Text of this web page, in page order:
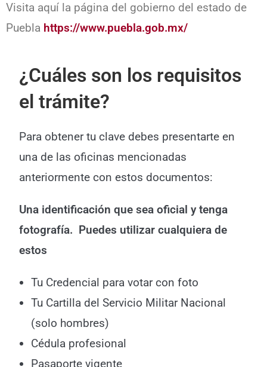
Visita aquí la página del gobierno del estado de
Puebla https://www.puebla.gob.mx/
¿Cuáles son los requisitos
el trámite?
Para obtener tu clave debes presentarte en
una de las oficinas mencionadas
anteriormente con estos documentos:
Una identificación que sea oficial y tenga
fotografía. Puedes utilizar cualquiera de
estos
Tu Credencial para votar con foto
Tu Cartilla del Servicio Militar Nacional
(solo hombres)
Cédula profesional
Pasaporte vigente